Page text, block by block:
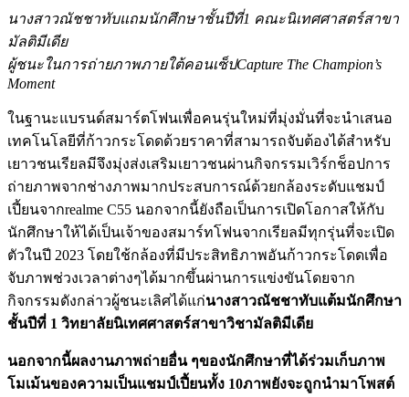
นางสาวณัชชาทับแถมนักศึกษาชั้นปีที่1 คณะนิเทศศาสตร์สาขา
มัลติมีเดีย
ผู้ชนะในการถ่ายภาพภายใต้คอนเซ็ปCapture The Champion’s
Moment
ในฐานะแบรนด์สมาร์ตโฟนเพื่อคนรุ่นใหม่ที่มุ่งมั่นที่จะนำเสนอ
เทคโนโลยีที่ก้าวกระโดดด้วยราคาที่สามารถจับต้องได้สำหรับ
เยาวชนเรียลมีจึงมุ่งส่งเสริมเยาวชนผ่านกิจกรรมเวิร์กช็อปการ
ถ่ายภาพจากช่างภาพมากประสบการณ์ด้วยกล้องระดับแชมป์
เปี้ยนจากrealme C55 นอกจากนี้ยังถือเป็นการเปิดโอกาสให้กับ
นักศึกษาให้ได้เป็นเจ้าของสมาร์ทโฟนจากเรียลมีทุกรุ่นที่จะเปิด
ตัวในปี 2023 โดยใช้กล้องที่มีประสิทธิภาพอันก้าวกระโดดเพื่อ
จับภาพช่วงเวลาต่างๆได้มากขึ้นผ่านการแข่งขันโดยจาก
กิจกรรมดังกล่าวผู้ชนะเลิศได้แก่นางสาวณัชชาทับแต้มนักศึกษา
ชั้นปีที่ 1 วิทยาลัยนิเทศศาสตร์สาขาวิชามัลติมีเดีย
นอกจากนี้ผลงานภาพถ่ายอื่น ๆของนักศึกษาที่ได้ร่วมเก็บภาพ
โมเม้นของความเป็นแชมป์เปี้ยนทั้ง 10ภาพยังจะถูกนำมาโพสต์